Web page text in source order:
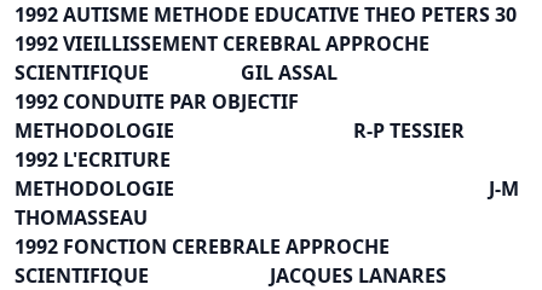
1992 AUTISME METHODE EDUCATIVE THEO PETERS 30
1992 VIEILLISSEMENT CEREBRAL APPROCHE
SCIENTIFIQUE GIL ASSAL
1992 CONDUITE PAR OBJECTIF
METHODOLOGIE R-P TESSIER
1992 L'ECRITURE
METHODOLOGIE J-M
THOMASSEAU
1992 FONCTION CEREBRALE APPROCHE
SCIENTIFIQUE JACQUES LANARES